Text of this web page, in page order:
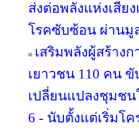
ส่งต่อพลังแห่งเสีย
โรคซับซ้อน ผ่านมู
เสริมพลังผู้สร้าง
เยาวชน 110 คน
เปลี่ยนแปลงชุมชน
6 - นับตั้งแต่เริ่มโ